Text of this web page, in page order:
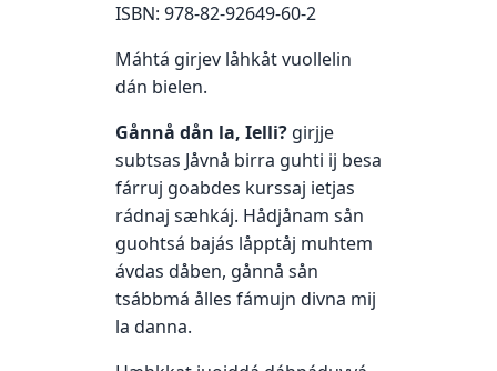
ISBN: 978-82-92649-60-2
Máhtá girjev låhkåt vuollelin
dán bielen.
Gånnå dån la, Ielli? girjje
subtsas Jåvnå birra guhti ij besa
fárruj goabdes kurssaj ietjas
rádnaj sæhkáj. Hådjånam sån
guohtsá bajás låpptåj muhtem
ávdas dåben, gånnå sån
tsábbmá ålles fámujn divna mij
la danna.